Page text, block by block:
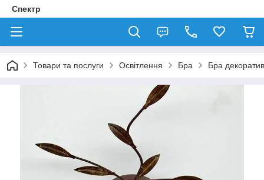
Спектр
Товари та послуги Освітлення Бра Бра